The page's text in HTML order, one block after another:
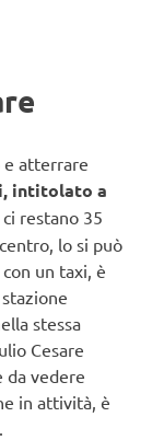
e atterrare
intitolato a
restano 35
lo si può
un taxi, è
stessa
Cesare
da vedere
in attività, è